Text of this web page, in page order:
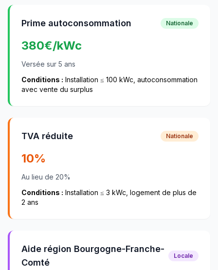
Prime autoconsommation Nationale
380€/kWc
Versée sur 5 ans
Conditions : Installation ≤ 100 kWc, autoconsommation
avec vente du surplus
TVA réduite Nationale
10%
Au lieu de 20%
Conditions : Installation ≤ 3 kWc, logement de plus de
2 ans
Aide région Bourgogne-Franche-
Comté
Locale